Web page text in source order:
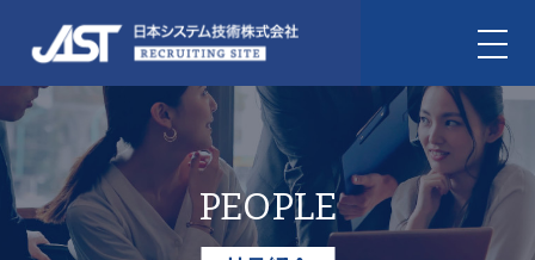
PEOPLE